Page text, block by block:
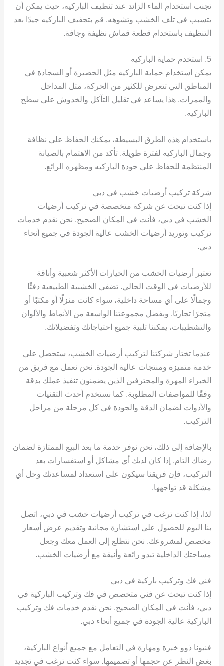
تجنب استخدام الماء الزائد عند تنظيف الباركيه، حيث يمكن أن
يتسبب في تلف الخشب وتشوهه. قم بتجفيف الباركيه جيدًا بعد
التنظيف باستخدام قطعة قماش نظيفة وجافة.
5. استخدم حماية الباركيه
يمكن استخدام حماية الباركيه مثل الحصيرة أو السجادة في
المناطق التي تتعرض للكثير من الحركة، مثل المداخل
والممرات. هذا يساعد في تقليل التآكل والخدوش على سطح
الباركيه.
باستخدام هذه الطرق البسيطة، يمكنك الحفاظ على نظافة
وجمال الباركيه لفترة طويلة. تأكد من الاهتمام بالصيانة
المنتظمة للحفاظ على جودة الباركيه ومظهره الرائع.
شركة تركيب أرضيات خشب في دبي
إذا كنت تبحث عن شركة متخصصة في تركيب أرضيات
الخشب في دبي، فأنت في المكان الصحيح. نحن نقدم خدمات
تركيب وتوريد أرضيات الخشب عالية الجودة في جميع أنحاء
دبي.
تعتبر أرضيات الخشب من الخيارات الأكثر شعبية وأناقة
للأرضيات في الوقت الحالي. تضفي الخشبية الطبيعية دفئًا
وجمالًا على أي مساحة داخلية، سواء كانت منزلًا أو مكتبًا أو
متجرًا تجاريًا. وبفضل مجموعتنا الواسعة من الأنماط والألوان
والتشطيبات، يمكننا تلبية جميع احتياجاتك وتفضيلاتك.
عندما تختار شركتنا لتركيب أرضيات الخشب، ستحصل على
خدمة متميزة ومنتجات عالية الجودة. نحن نعمل مع فريق من
الخبراء المهرة والمحترفين الذين يضمنون تنفيذ عملك بدقة
وفقًا للمواصفات المطلوبة. كما نستخدم أحدث التقنيات
والأدوات لضمان الدقة والجودة في كل مرحلة من مراحل
التركيب.
بالإضافة إلى ذلك، نحن نوفر خدمة ما بعد البيع الممتازة لضمان
رضاك التام. إذا كان لديك أي مشاكل أو استفسارات بعد
التركيب، فإن فريقنا سيكون على استعداد لمساعدتك وحل أي
مشكلة قد تواجهها.
لذا، إذا كنت ترغب في تركيب أرضيات خشب في دبي، اتصل
بنا اليوم للحصول على استشارة مجانية وتقديم عرض أسعار
مخصص لمشروعك. نحن نتطلع إلى العمل معك وجعل
مساحتك الداخلية تبدو رائعة وأنيقة مع أرضيات الخشب.
فني فك وتركيب باركية في دبي
إذا كنت تبحث عن فني متخصص في فك وتركيب الباركية في
دبي، فأنت في المكان الصحيح. نحن نقدم خدمات فك وتركيب
الباركية عالية الجودة في جميع أنحاء دبي.
فنيونا ذوو خبرة ومهارة في التعامل مع جميع أنواع الباركية،
بغض النظر عن حجمها أو تصميمها. سواء كنت ترغب في تجديد